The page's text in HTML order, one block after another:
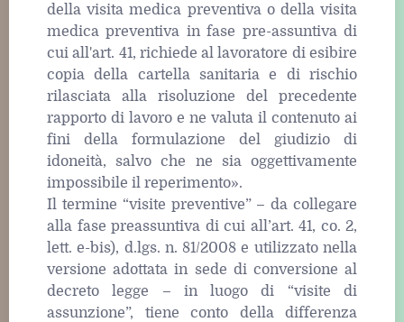
della visita medica preventiva o della visita
medica preventiva in fase pre-assuntiva di
cui all'art. 41, richiede al lavoratore di esibire
copia della cartella sanitaria e di rischio
rilasciata alla risoluzione del precedente
rapporto di lavoro e ne valuta il contenuto ai
fini della formulazione del giudizio di
idoneità, salvo che ne sia oggettivamente
impossibile il reperimento».
Il termine “visite preventive” – da collegare
alla fase preassuntiva di cui all’art. 41, co. 2,
lett. e-bis), d.lgs. n. 81/2008 e utilizzato nella
versione adottata in sede di conversione al
decreto legge – in luogo di “visite di
assunzione”, tiene conto della differenza